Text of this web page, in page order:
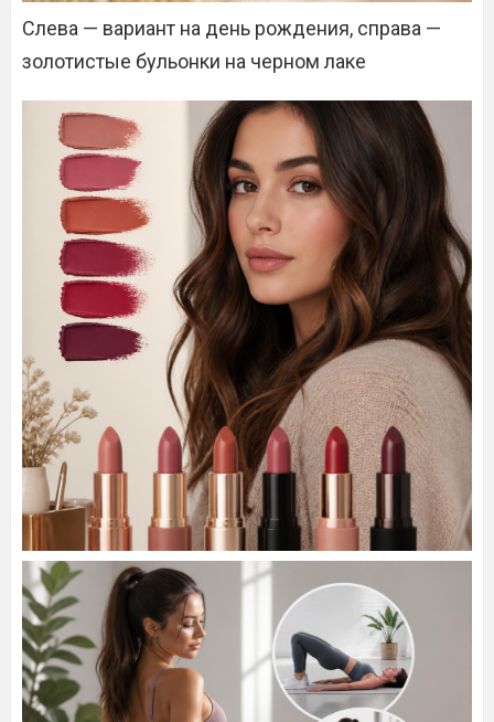
Слева — вариант на день рождения, справа —
золотистые бульонки на черном лаке